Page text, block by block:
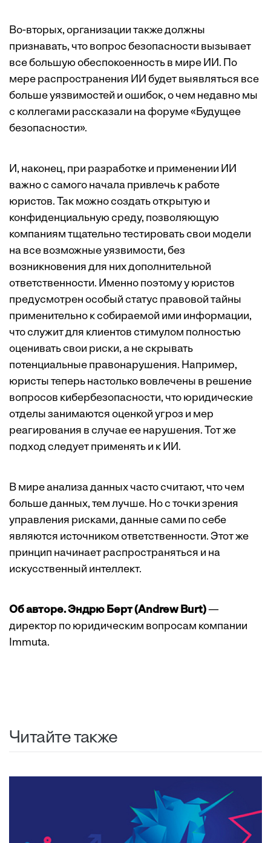
Во-вторых, организации также должны
признавать, что вопрос безопасности вызывает
все большую обеспокоенность в мире ИИ. По
мере распространения ИИ будет выявляться все
больше уязвимостей и ошибок, о чем недавно мы
с коллегами рассказали на форуме «Будущее
безопасности».
И, наконец, при разработке и применении ИИ
важно с самого начала привлечь к работе
юристов. Так можно создать открытую и
конфиденциальную среду, позволяющую
компаниям тщательно тестировать свои модели
на все возможные уязвимости, без
возникновения для них дополнительной
ответственности. Именно поэтому у юристов
предусмотрен особый статус правовой тайны
применительно к собираемой ими информации,
что служит для клиентов стимулом полностью
оценивать свои риски, а не скрывать
потенциальные правонарушения. Например,
юристы теперь настолько вовлечены в решение
вопросов кибербезопасности, что юридические
отделы занимаются оценкой угроз и мер
реагирования в случае ее нарушения. Тот же
подход следует применять и к ИИ.
В мире анализа данных часто считают, что чем
больше данных, тем лучше. Но с точки зрения
управления рисками, данные сами по себе
являются источником ответственности. Этот же
принцип начинает распространяться и на
искусственный интеллект.
Об авторе. Эндрю Берт (Andrew Burt)—
директор по юридическим вопросам компании
Immuta.
Читайте также